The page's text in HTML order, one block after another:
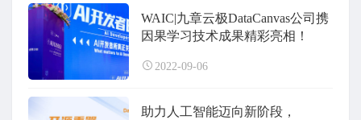
WAIC|九章云极DataCanvas公司携
因果学习技术成果精彩亮相！
2022-09-06
助力人工智能迈向新阶段，